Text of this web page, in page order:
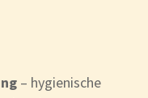
– hygienische